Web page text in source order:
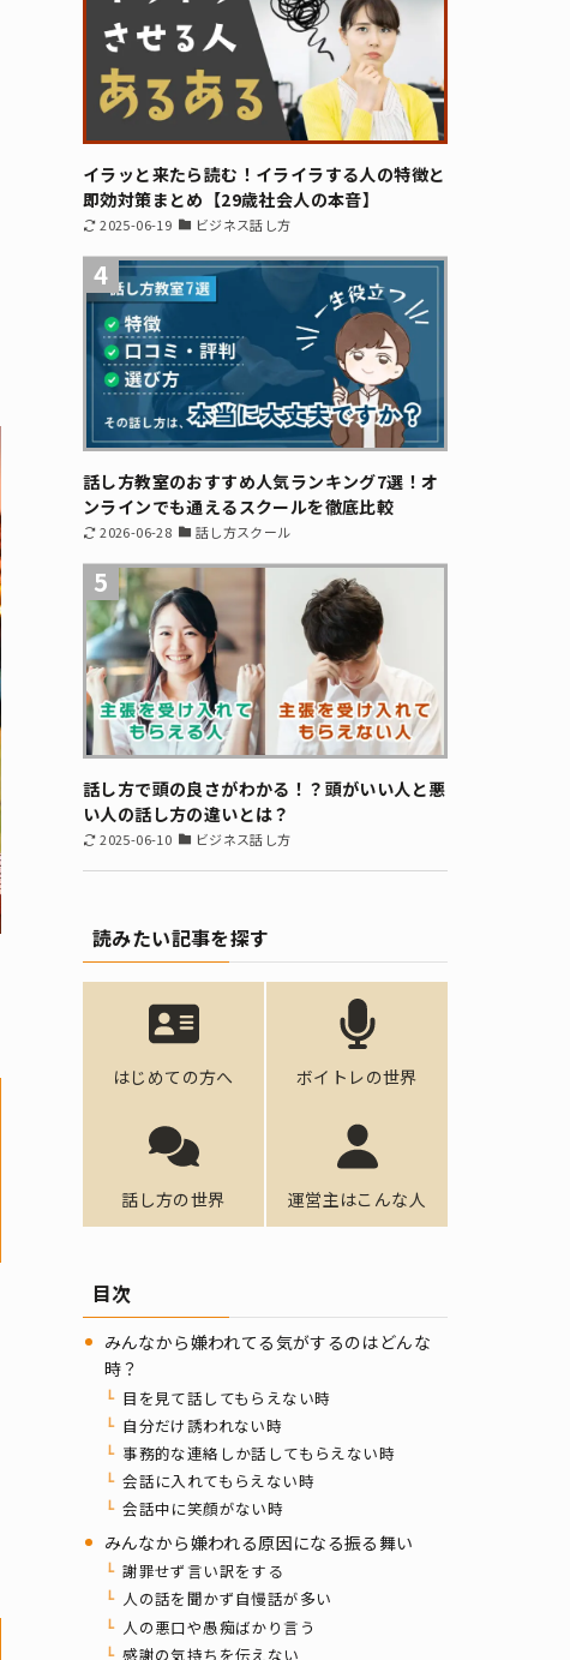
イラッと来たら読む！イライラする人の特徴と
即効対策まとめ【29歳社会人の本音】
2025-06-19 ビジネス話し方
4
話し方教室のおすすめ人気ランキング7選！オ
ンラインでも通えるスクールを徹底比較
2026-06-28 話し方スクール
5
話し方で頭の良さがわかる！？頭がいい人と悪
い人の話し方の違いとは？
2025-06-10 ビジネス話し方
読みたい記事を探す
はじめての方へ ボイトレの世界
話し方の世界 運営主はこんな人
目次
みんなから嫌われてる気がするのはどんな
時？
目を見て話してもらえない時
自分だけ誘われない時
事務的な連絡しか話してもらえない時
会話に入れてもらえない時
会話中に笑顔がない時
みんなから嫌われる原因になる振る舞い
謝罪せず言い訳をする
人の話を聞かず自慢話が多い
人の悪口や愚痴ばかり言う
感謝の気持ちを伝えない